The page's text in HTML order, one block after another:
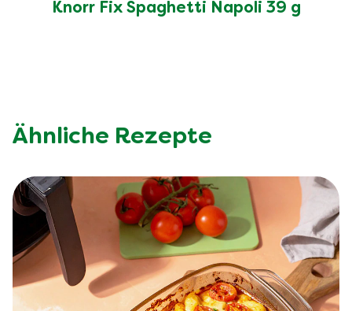
Knorr Fix Spaghetti Napoli 39 g
Ähnliche Rezepte